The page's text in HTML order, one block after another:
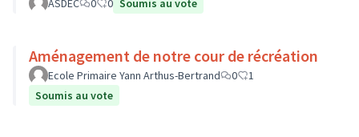
ASDEC 0 0 Soumis au vote
Aménagement de notre cour de récréation
Ecole Primaire Yann Arthus-Bertrand 0
1
Soumis au vote